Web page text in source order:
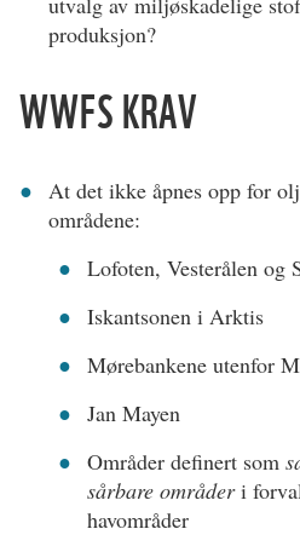
produksjon?
WWFS KRAV
At det ikke åpnes opp for
områdene:
Lofoten, Vesterålen og
Iskantsonen i Arktis
Mørebankene utenfor
Jan Mayen
Områder definert som
sårbare områderi
havområder